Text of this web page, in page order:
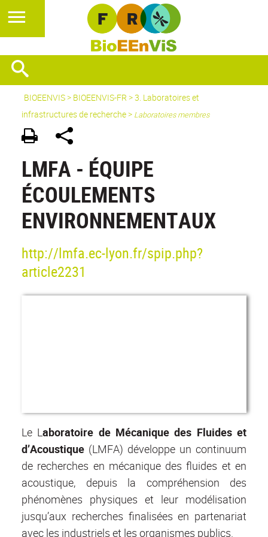
BIOEENVIS> BIOEENVIS-FR > 3. Laboratoires et
infrastructures de recherche > Laboratoires membres
LMFA - ÉQUIPE
ÉCOULEMENTS
ENVIRONNEMENTAUX
http://lmfa.ec-lyon.fr/spip.php?
article2231
Le Laboratoire de Mécanique des Fluides et
d’Acoustique (LMFA) développe un continuum
de recherches en mécanique des fluides et en
acoustique, depuis la compréhension des
phénomènes physiques et leur modélisation
jusqu’aux recherches finalisées en partenariat
avec les industriels et les organismes publics.